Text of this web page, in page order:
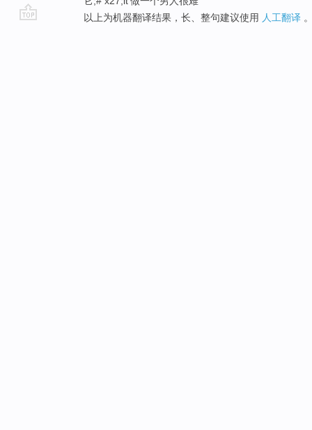
以上为机器翻译结果，长、整句建议使用 人工翻译